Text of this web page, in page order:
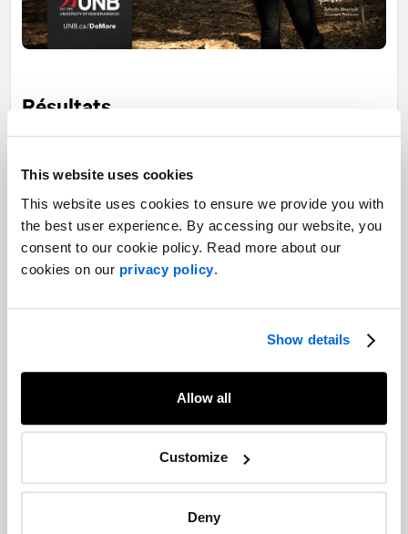
This website uses cookies
This website uses cookies to ensure we provide you with
the best user experience. By accessing our website, you
consent to our cookie policy. Read more about our
cookies on our privacy policy.
Show details
Allow all
Customize
Deny
Résultats
grande portée, il a été transformationnel.
Croissance des effectifs
Augmentation de 4,9 % du nombre d'étudiants de premier cycle (la
plus forte croissance parmi tous les établissements d'enseignement
postsecondaire du Nouveau-Brunswick).
Plus de 146K partages deLenssur Snapchat;
330K engagements sur les canaux en phase de réflexion (295% de
Engagement et conversion numériques
Augmentation de 50 % par rapport à l'année précédente du nombre